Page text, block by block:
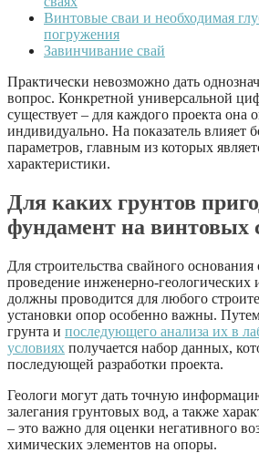
Винтовые сваи и необходимая
погружения
Завинчивание свай
Практически невозможно дать
вопрос. Конкретной универсальной
существует – для каждого проекта она
индивидуально. На показатель влияет
параметров, главным из которых
характеристики.
Для каких грунтов
фундамент на винтовых
Для строительства свайного основания
проведение инженерно-
должны проводится для любого
установки опор особенно важны.
грунта и последующего анализа их в
условиях получается набор данных,
последующей разработки проекта.
Геологи могут дать точную
залегания грунтовых вод, а также
– это важно для оценки негативного
химических элементов на опоры.